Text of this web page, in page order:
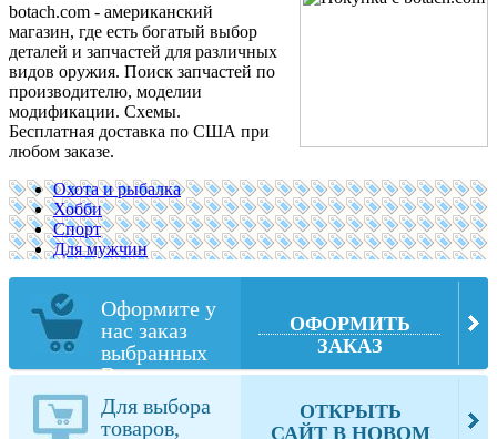
botach.com - американский
магазин, где есть богатый выбор
деталей и запчастей для различных
видов оружия. Поиск запчастей по
производителю, моделии
модификации. Схемы.
Бесплатная доставка по США при
любом заказе.
Охота и рыбалка
Хобби
Спорт
Для мужчин
Оформите у
нас заказ
выбранных
Вами товаров
из botach.com
ОФОРМИТЬ
ЗАКАЗ
Для выбора
товаров,
ОТКРЫТЬ
САЙТ В НОВОМ